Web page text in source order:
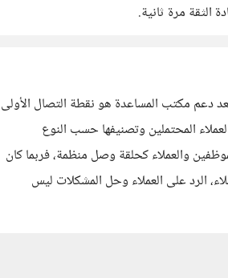
الثقة مرة ثانية.
دعم مكتب المساعدة هو نقطة التصال الأولى
المحتملين وتصنيفها حسب النوع
والعملاء كحلقة وصل منظمة، فربما كان
الرد على العملاء وحل المشكلات ليس